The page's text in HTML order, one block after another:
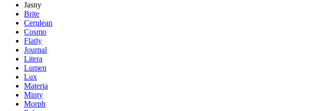
Jasny
Brite
Cerulean
Cosmo
Flatly
Journal
Litera
Lumen
Lux
Materia
Minty
Morph